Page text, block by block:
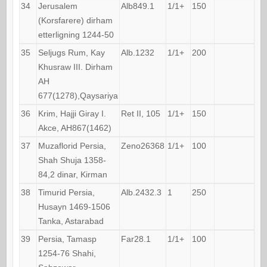
34
Jerusalem
(Korsfarere) dirham
etterligning 1244-50
Alb849.1 1/1+ 150
35
Seljugs Rum, Kay
Khusraw III. Dirham
AH
677(1278),Qaysariya
Alb.1232 1/1+ 200
36
Krim, Hajji Giray I.
Akce, AH867(1462)
Ret II, 105 1/1+ 150
37
Muzaflorid Persia,
Shah Shuja 1358-
84,2 dinar, Kirman
Zeno26368 1/1+ 100
38
Timurid Persia,
Husayn 1469-1506
Tanka, Astarabad
Alb.2432.3 1 250
39
Persia, Tamasp
1254-76 Shahi,
Far28.1 1/1+ 100